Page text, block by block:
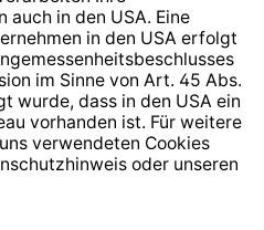
Mehrwertsteuer zzgl.